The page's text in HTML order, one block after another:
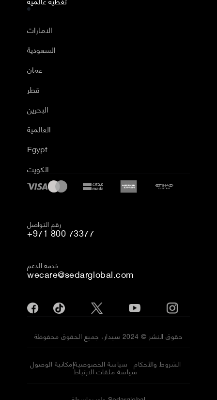
الامارات
السعودية
عمان
قطر
البحرين
العالمية
Egypt
الكويت
رقم التواصل
+971 800 73377
خدمة الدعم
wecare@sedarglobal.com
حقوق النشر © 2024 سيدار، جميع الحقوق محفوظة
إمكانية الوصولسياسة الخصوصية الشروط والأحكام
سياسة ملفات الارتباط